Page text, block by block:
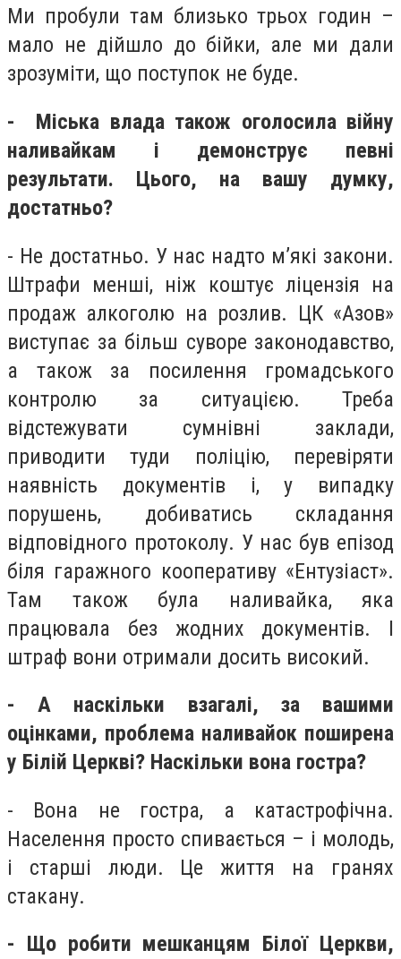
Ми пробули там близько трьох годин –
мало не дійшло до бійки, але ми дали
зрозуміти, що поступок не буде.
- Міська влада також оголосила війну
наливайкам і демонструє певні
результати. Цього, на вашу думку,
достатньо?
- Не достатньо. У нас надто м’які закони.
Штрафи менші, ніж коштує ліцензія на
продаж алкоголю на розлив. ЦК «Азов»
виступає за більш суворе законодавство,
а також за посилення громадського
контролю за ситуацією. Треба
відстежувати сумнівні заклади,
приводити туди поліцію, перевіряти
наявність документів і, у випадку
порушень, добиватись складання
відповідного протоколу. У нас був епізод
біля гаражного кооперативу «Ентузіаст».
Там також була наливайка, яка
працювала без жодних документів. І
штраф вони отримали досить високий.
- А наскільки взагалі, за вашими
оцінками, проблема наливайок поширена
у Білій Церкві? Наскільки вона гостра?
- Вона не гостра, а катастрофічна.
Населення просто спивається – і молодь,
і старші люди. Це життя на гранях
стакану.
- Що робити мешканцям Білої Церкви,